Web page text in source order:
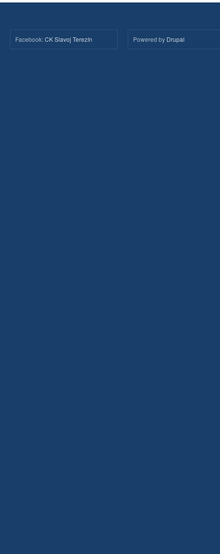
Facebook:CK Slavoj Terezín Powered by Drupal